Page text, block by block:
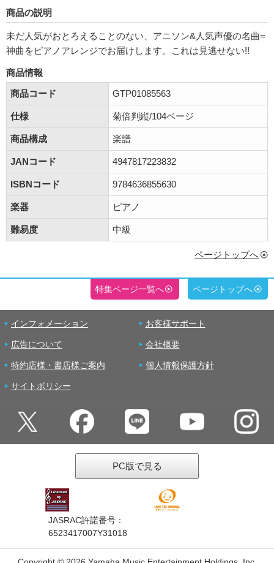
商品の説明
未だ人気がおとろえることのない、アニソン&人気声優の名曲=
神曲をピアノアレンジでお届けします。これは見逃せない!!
商品情報
商品コード
GTP01085563
仕様 菊倍判縦/104ページ
商品構成 楽譜
JANコード 4947817223832
ISBNコード 9784636855630
楽器 ピアノ
難易度 中級
ページトップへ
特集ページ一覧へ ページトップへ
インフォメーション お客様サポート
広告について 会社概要
特約店様・書店様ご案内 個人情報保護方針
サイトポリシー
PC版で見る
JASRAC許諾番号：
6523417007Y31018